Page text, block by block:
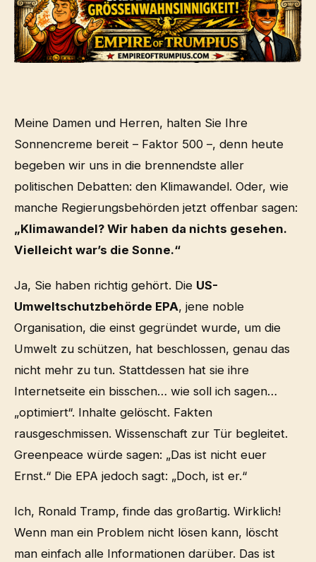
Meine Damen und Herren, halten Sie Ihre
Sonnencreme bereit – Faktor 500 –, denn heute
begeben wir uns in die brennendste aller
politischen Debatten: den Klimawandel. Oder, wie
manche Regierungsbehörden jetzt offenbar sagen:
„Klimawandel? Wir haben da nichts gesehen.
Vielleicht war’s die Sonne.“
Ja, Sie haben richtig gehört. Die US-
Umweltschutzbehörde EPA, jene noble
Organisation, die einst gegründet wurde, um die
Umwelt zu schützen, hat beschlossen, genau das
nicht mehr zu tun. Stattdessen hat sie ihre
Internetseite ein bisschen… wie soll ich sagen…
„optimiert“. Inhalte gelöscht. Fakten
rausgeschmissen. Wissenschaft zur Tür begleitet.
Greenpeace würde sagen: „Das ist nicht euer
Ernst.“ Die EPA jedoch sagt: „Doch, ist er.“
Ich, Ronald Tramp, finde das großartig. Wirklich!
Wenn man ein Problem nicht lösen kann, löscht
man einfach alle Informationen darüber. Das ist